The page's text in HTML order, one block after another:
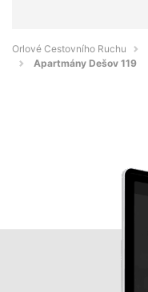
Orlové Cestovního Ruchu
Apartmány Dešov 119